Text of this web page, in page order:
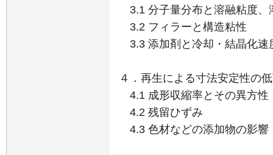
3.1 分子量分布と溶融粘度、
3.2 フィラーと構造粘性
3.3 添加剤と冷却・結晶化速
４．再生による寸法安定性の
4.1 成形収縮率とその異方性
4.2 残留ひずみ
4.3 色材などの添加物の影響